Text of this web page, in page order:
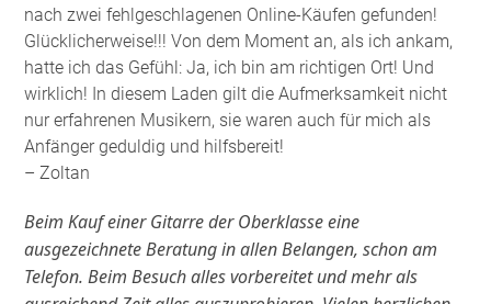
nach zwei fehlgeschlagenen Online-Käufen gefunden!
Glücklicherweise!!! Von dem Moment an, als ich ankam,
hatte ich das Gefühl: Ja, ich bin am richtigen Ort! Und
wirklich! In diesem Laden gilt die Aufmerksamkeit nicht
nur erfahrenen Musikern, sie waren auch für mich als
Anfänger geduldig und hilfsbereit!
– Zoltan
Beim Kauf einer Gitarre der Oberklasse eine
ausgezeichnete Beratung in allen Belangen, schon am
Telefon. Beim Besuch alles vorbereitet und mehr als